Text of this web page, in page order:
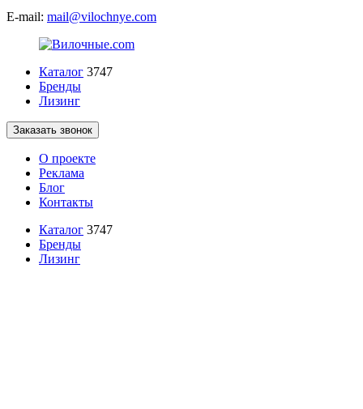
E-mail: mail@vilochnye.com
Каталог 3747
Бренды
Лизинг
Заказать звонок
О проекте
Реклама
Блог
Контакты
Каталог 3747
Бренды
Лизинг